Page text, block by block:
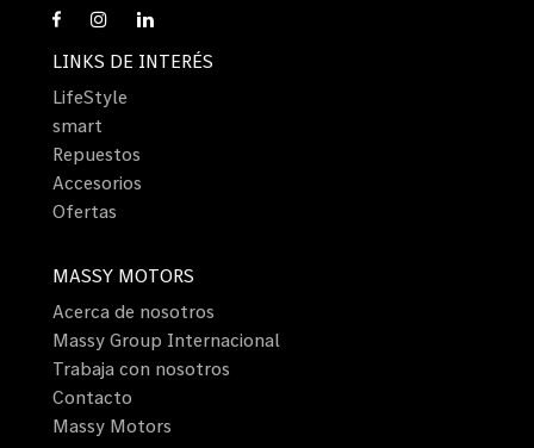
LINKS DE INTERÉS
LifeStyle
smart
Repuestos
Accesorios
Ofertas
MASSY MOTORS
Acerca de nosotros
Massy Group Internacional
Trabaja con nosotros
Contacto
Massy Motors